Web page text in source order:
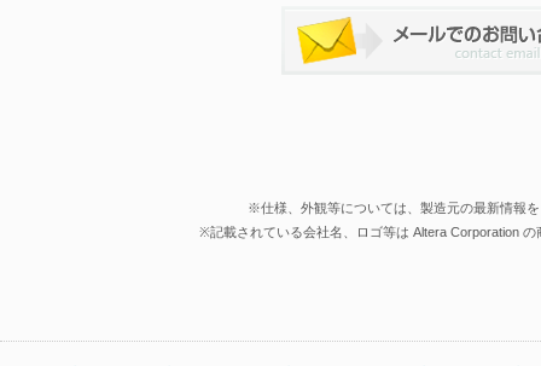
※仕様、外観等については、製造元の最新情報
※記載されている会社名、ロゴ等は Altera Corporation の